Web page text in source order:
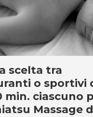
scelta tra
o sportivi
min. ciascuno
Massage